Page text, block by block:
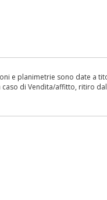
e planimetrie sono date a
di Vendita/affitto, ritiro